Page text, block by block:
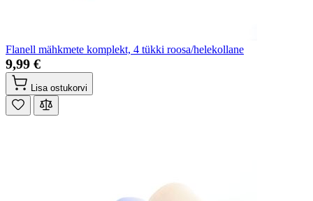
Flanell mähkmete komplekt, 4 tükki roosa/helekollane
9,99 €
Lisa ostukorvi